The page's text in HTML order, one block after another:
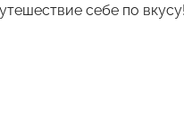
себе по